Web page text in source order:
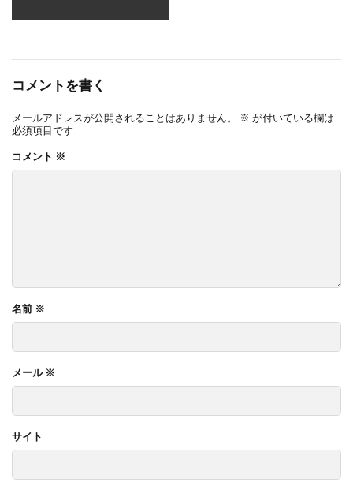
コメントを書く
メールアドレスが公開されることはありません。 ※ が付いている欄は
必須項目です
コメント ※
名前 ※
メール ※
サイト